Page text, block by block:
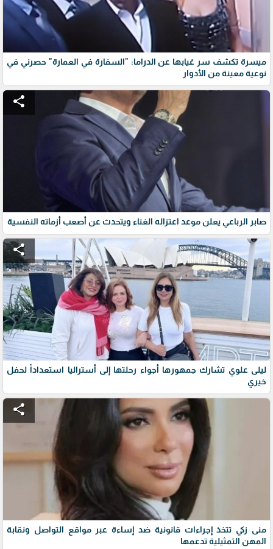
ميسرة تكشف سر غيابها عن الدراما: "السفارة في العمارة" حصرني في
نوعية معينة من الأدوار
share
صابر الرباعي يعلن موعد اعتزاله الغناء ويتحدث عن أصعب أزماته النفسية
share
ليلى علوي تشارك جمهورها أجواء رحلتها إلى أستراليا استعداداً لحفل
خيري
share
منى زكي تتخذ إجراءات قانونية ضد إساءة عبر مواقع التواصل ونقابة
المهن التمثيلية تدعمها